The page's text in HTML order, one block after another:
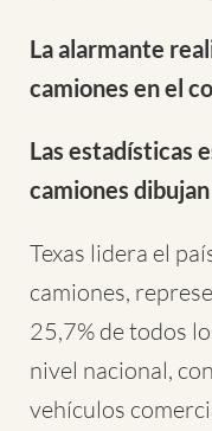
La alarmante
camiones en el
Las estadísticas
camiones
Texas lidera el
camiones,
25,7% de todos
nivel nacional,
vehículos